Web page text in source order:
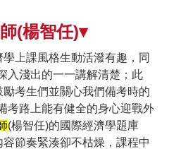
(楊智任)▾
上課風格生動活潑有趣，同
入淺出的一一講解清楚；此
勵考生們並關心我們備考時的
考路上能有健全的身心迎戰外
(楊智任)的國際經濟學題庫
容節奏緊湊卻不枯燥，課程中